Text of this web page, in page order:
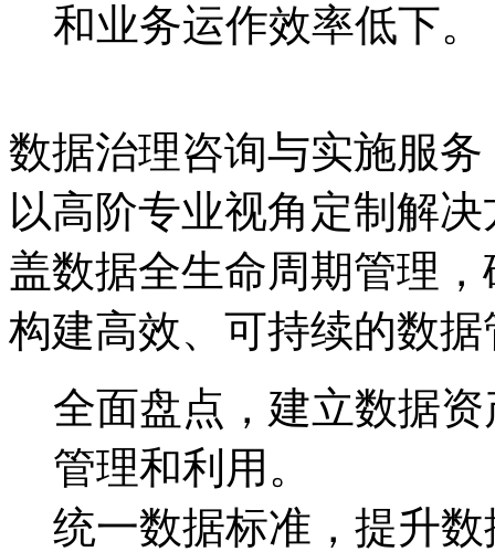
和业务运作效率低下。
数据治理咨询与实施服务
以高阶专业视角定制解决方
盖数据全生命周期管理
构建高效、可持续的数
全面盘点，建立数据
管理和利用。
统一数据标准，提升